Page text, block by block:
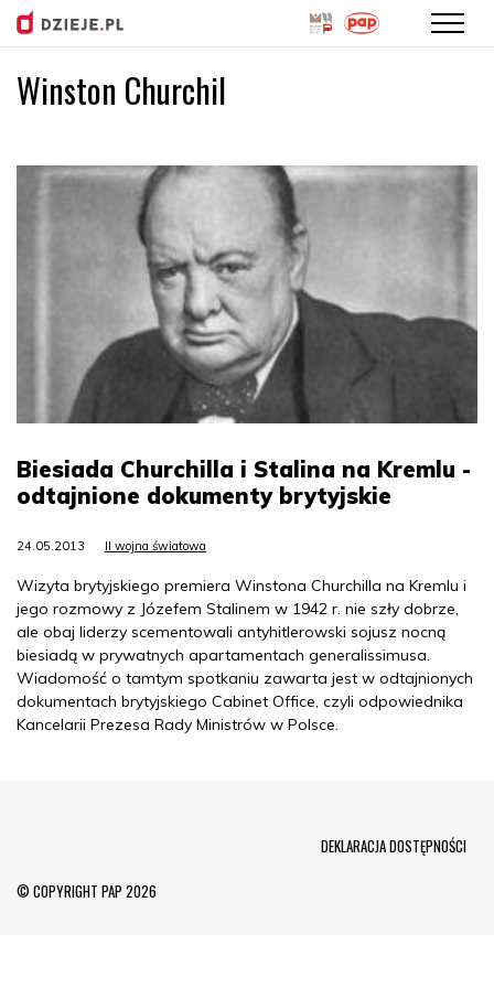
Winston Churchil
Biesiada Churchilla i Stalina na Kremlu -
odtajnione dokumenty brytyjskie
24.05.2013 II wojna światowa
Wizyta brytyjskiego premiera Winstona Churchilla na Kremlu i
jego rozmowy z Józefem Stalinem w 1942 r. nie szły dobrze,
ale obaj liderzy scementowali antyhitlerowski sojusz nocną
biesiadą w prywatnych apartamentach generalissimusa.
Wiadomość o tamtym spotkaniu zawarta jest w odtajnionych
dokumentach brytyjskiego Cabinet Office, czyli odpowiednika
Kancelarii Prezesa Rady Ministrów w Polsce.
© COPYRIGHT PAP 2026
DEKLARACJA DOSTĘPNOŚCI